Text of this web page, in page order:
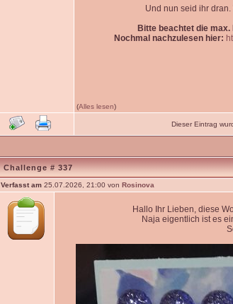
Und nun seid ihr
Bitte beachtet die
Nochmal nachzulesen hier:
(Alles lesen)
Dieser Eintrag
Challenge # 337
Verfasst am25.07.2026, 21:00 von Rosinova
Hallo Ihr Lieben, diese
Naja eigentlich ist es